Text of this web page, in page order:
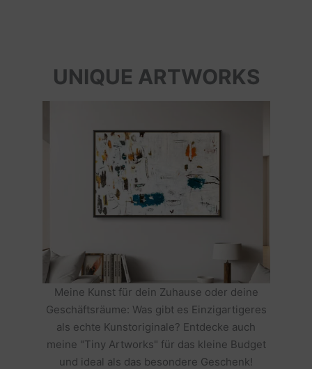
UNIQUE ARTWORKS
Meine Kunst für dein Zuhause oder deine
Geschäftsräume: Was gibt es Einzigartigeres
als echte Kunstoriginale? Entdecke auch
meine "Tiny Artworks" für das kleine Budget
und ideal als das besondere Geschenk!